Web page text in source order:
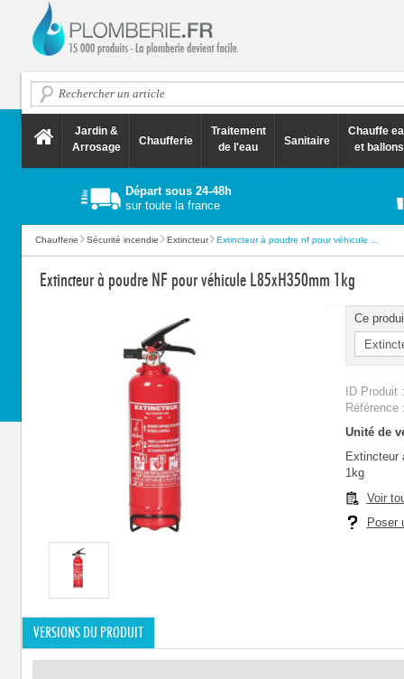
Jardin &
Arrosage
Chaufferie
Traitement
de l'eau
Sanitaire
Chauffe
et ballons
Départ sous 24-48h
sur toute la france
Chaufferie Sécurité incendie Extincteur Extincteur à poudre nf pour véhicule ...
Extincteur à poudre NF pour véhicule L85xH350mm 1kg
Ce
ID Produit
Unité de
Extincteur
1kg
Voir
Poser
VERSIONS DU PRODUIT